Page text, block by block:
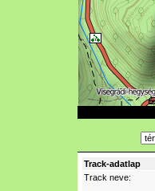
Track-adatlap
Track neve: